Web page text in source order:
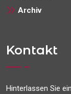
Archiv
Kontakt
Hinterlassen Sie